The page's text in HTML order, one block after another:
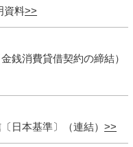
資料
銭消費貸借契約の締結）
日本基準〕（連結）